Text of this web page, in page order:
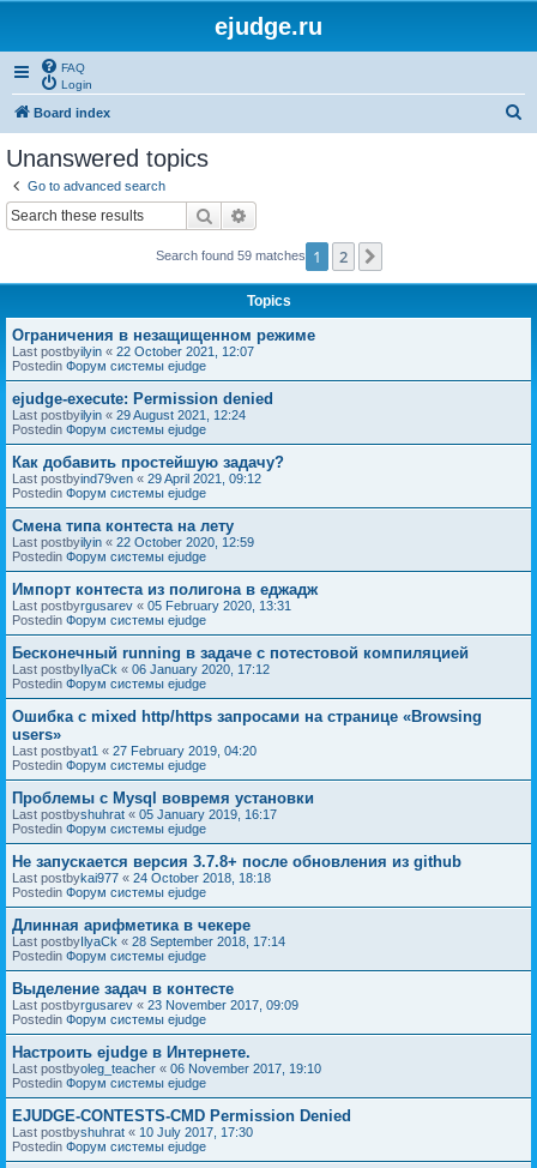
ejudge.ru
FAQ
Login
Board index
Unanswered topics
Go to advanced search
Search
Search found 59 matches 1 2
Topics
Ограничения в незащищенном режиме
Last postbyilyin « 22 October 2021, 12:07
Postedin Форум системы ejudge
ejudge-execute: Permission denied
Last postbyilyin « 29 August 2021, 12:24
Postedin Форум системы ejudge
Как добавить простейшую задачу?
Last postbyind79ven « 29 April 2021, 09:12
Postedin Форум системы ejudge
Смена типа контеста на лету
Last postbyilyin « 22 October 2020, 12:59
Postedin Форум системы ejudge
Импорт контеста из полигона в еджадж
Last postbyrgusarev « 05 February 2020, 13:31
Postedin Форум системы ejudge
Бесконечный running в задаче с потестовой компиляцией
Last postbyIlyaCk « 06 January 2020, 17:12
Postedin Форум системы ejudge
Ошибка с mixed http/https запросами на странице «Browsing
users»
Last postbyat1 « 27 February 2019, 04:20
Postedin Форум системы ejudge
Проблемы с Mysql вовремя установки
Last postbyshuhrat « 05 January 2019, 16:17
Postedin Форум системы ejudge
Не запускается версия 3.7.8+ после обновления из github
Last postbykai977 « 24 October 2018, 18:18
Postedin Форум системы ejudge
Длинная арифметика в чекере
Last postbyIlyaCk « 28 September 2018, 17:14
Postedin Форум системы ejudge
Выделение задач в контесте
Last postbyrgusarev « 23 November 2017, 09:09
Postedin Форум системы ejudge
Настроить ejudge в Интернете.
Last postbyoleg_teacher « 06 November 2017, 19:10
Postedin Форум системы ejudge
EJUDGE-CONTESTS-CMD Permission Denied
Last postbyshuhrat « 10 July 2017, 17:30
Postedin Форум системы ejudge